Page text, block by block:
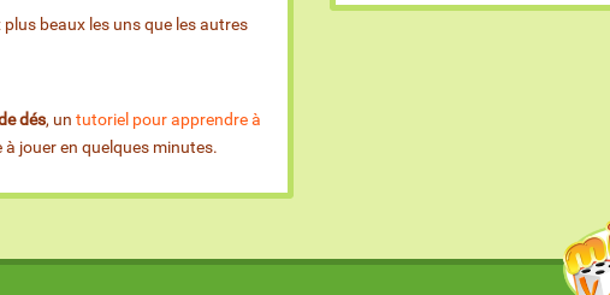
beaux les uns que les autres
dés, un tutoriel pour apprendre à
jouer en quelques minutes.